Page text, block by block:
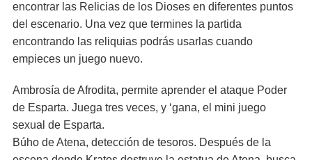
encontrar las Relicias de los Dioses en diferentes puntos
del escenario. Una vez que termines la partida
encontrando las reliquias podrás usarlas cuando
empieces un juego nuevo.
Ambrosía de Afrodita, permite aprender el ataque Poder
de Esparta. Juega tres veces, y ‘gana, el mini juego
sexual de Esparta.
Búho de Atena, detección de tesoros. Después de la